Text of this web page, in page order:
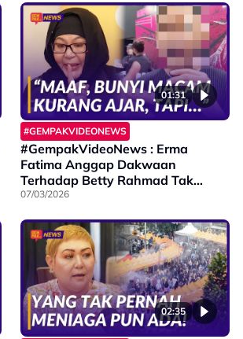
01:31
#GEMPAKVIDEONEWS
#GempakVideoNews : Erma
Fatima Anggap Dakwaan
Terhadap Betty Rahmad Tak
Masuk Akal
07/03/2026
02:35